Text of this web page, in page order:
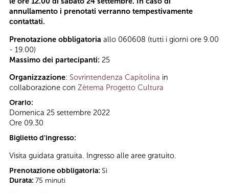
annullamento i prenotati verranno tempestivamente
contattati.
Prenotazione obbligatoria allo 060608 (tutti i giorni ore 9.00
- 19.00)
Massimo dei partecipanti: 25
Organizzazione: Sovrintendenza Capitolina in
collaborazione con Zètema Progetto Cultura
Orario:
Domenica 25 settembre 2022
Ore 09.30
Biglietto d'ingresso:
Visita guidata gratuita. Ingresso alle aree gratuito.
Prenotazione obbligatoria: Sì
Durata: 75 minuti